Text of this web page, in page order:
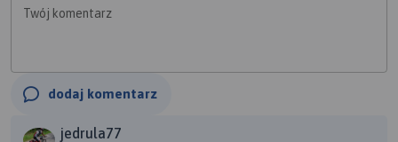
Twój komentarz
dodaj komentarz
jedrula77